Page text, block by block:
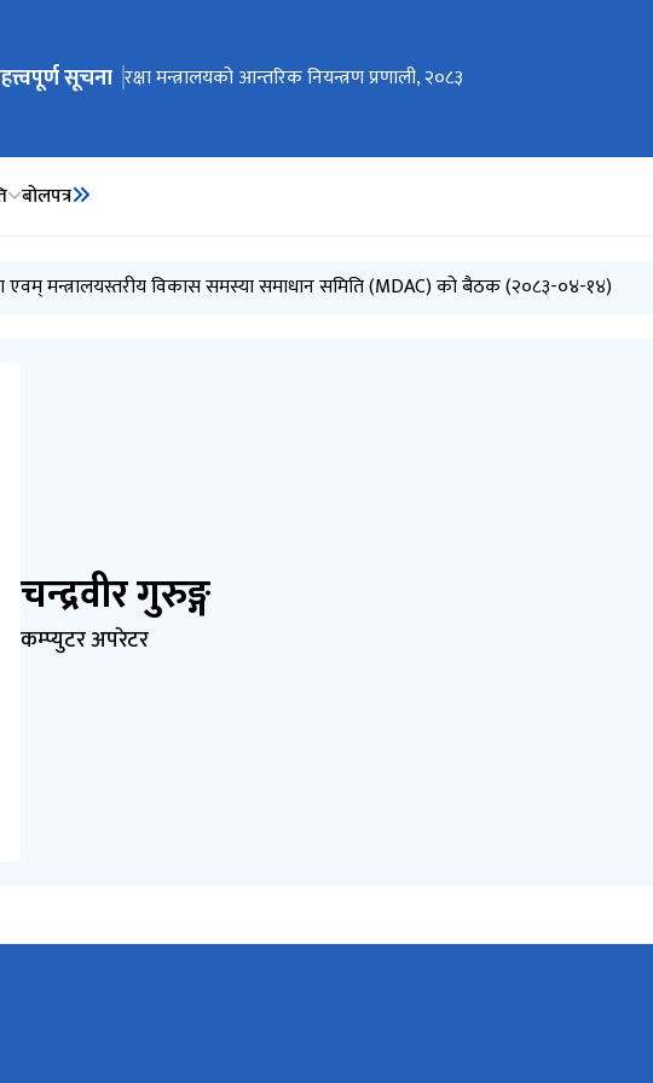
जानुहोस्
सूचना Invitation for Electronic Bids (MoD/2083-084-Bid-01)
रक्षा मन्त्रालयको आन्तरिक नियन्त्रण प्रणाली, २०८३
रक्षा मन्त्रालयको कार्यसम्पादन कार्यविधि, २०८२
बोलपत्र
एवम् मन्त्रालयस्तरीय विकास समस्या समाधान समिति (MDAC) को बैठक (२०८३-०४-१४)
नियमावली, २०६५ को नियम ३ बमोजिम सार्वजनिक गरिएको विवरण (२०८३ वैशाख
असार)
जेठ)
चन्द्रवीर गुरुङ्ग
कम्प्युटर अपरेटर